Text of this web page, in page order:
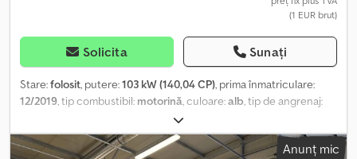
(1 EUR brut)
Solicita Sunați
Stare:folosit, putere:103 kW (140,04 CP), prima înmatriculare:
12/2019, tip combustibil: motorină, culoare:alb, tip de angrenaj:
, număr de locuri:
fabricație:2019, Furgon cu ampatament lung, acoperiș înalt,
versiunea de 140 CP. În stare perfectă. Revizie mecanicăAnunț mic